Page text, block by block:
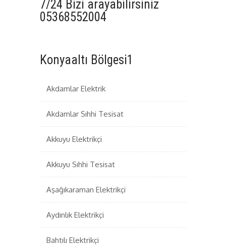
7/24 Bizi arayabilirsiniz
05368552004
Konyaaltı Bölgesi1
Akdamlar Elektrik
Akdamlar Sıhhi Tesisat
Akkuyu Elektrikçi
Akkuyu Sıhhi Tesisat
Aşağıkaraman Elektrikçi
Aydınlık Elektrikçi
Bahtılı Elektrikçi